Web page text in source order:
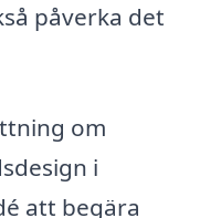
påverka det
om
i
att begära